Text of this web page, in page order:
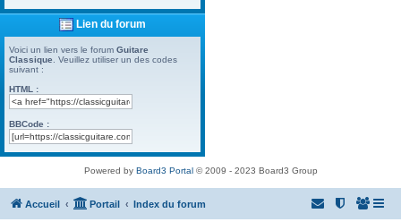
Lien du forum
Voici un lien vers le forum Guitare
Classique . Veuillez utiliser un des codes
suivant :
HTML :
BBCode :
Powered by Board3 Portal© 2009 - 2023 Board3 Group
Accueil Portail Index du forum